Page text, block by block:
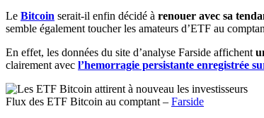
Le Bitcoin serait-il enfin décidé à renouer avec sa
semble également toucher les amateurs d’ETF au
En effet, les données du site d’analyse Farside affichent
clairement avec l’hemorragie persistante enregistrée
Flux des ETF Bitcoin au comptant – Farside